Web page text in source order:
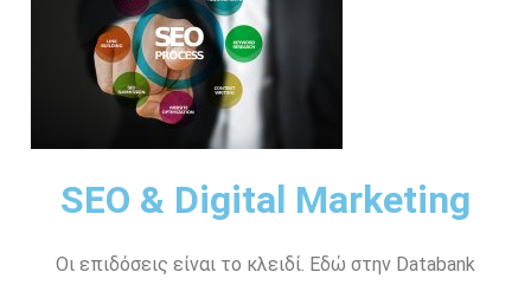
SEO & Digital Marketing
Οι επιδόσεις είναι το κλειδί. Εδώ στην Databank